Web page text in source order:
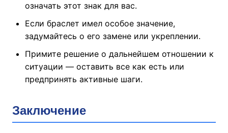
означать этот знак для вас.
Если браслет имел особое значение,
задумайтесь о его замене или укреплении.
Примите решение о дальнейшем отношении к
ситуации — оставить все как есть или
предпринять активные шаги.
Заключение